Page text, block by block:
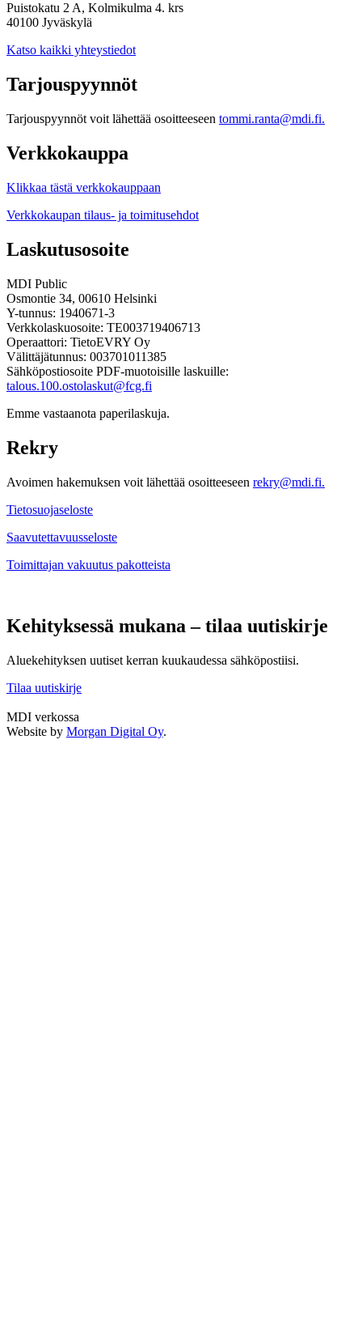
Puistokatu 2 A, Kolmikulma 4. krs
40100 Jyväskylä
Katso kaikki yhteystiedot
Tarjouspyynnöt
Tarjouspyynnöt voit lähettää osoitteeseen tommi.ranta@mdi.fi.
Verkkokauppa
Klikkaa tästä verkkokauppaan
Verkkokaupan tilaus- ja toimitusehdot
Laskutusosoite
MDI Public
Osmontie 34, 00610 Helsinki
Y-tunnus: 1940671-3
Verkkolaskuosoite: TE003719406713
Operaattori: TietoEVRY Oy
Välittäjätunnus: 003701011385
Sähköpostiosoite PDF-muotoisille laskuille:
talous.100.ostolaskut@fcg.fi
Emme vastaanota paperilaskuja.
Rekry
Avoimen hakemuksen voit lähettää osoitteeseen rekry@mdi.fi.
Tietosuojaseloste
Saavutettavuusseloste
Toimittajan vakuutus pakotteista
Kehityksessä mukana – tilaa uutiskirje
Aluekehityksen uutiset kerran kuukaudessa sähköpostiisi.
Tilaa uutiskirje
MDI verkossa
Twitter
LinkedIn
Instagram
Facebook
Website by Morgan Digital Oy.